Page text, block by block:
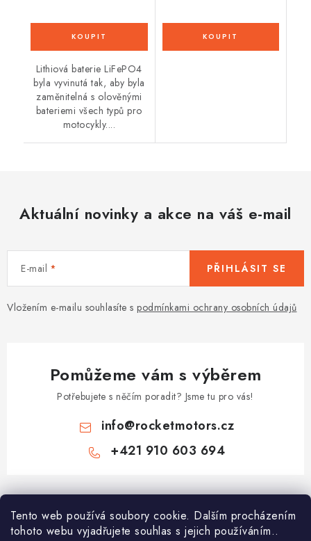
Tento web používá soubory cookie. Dalším procházením
tohoto webu vyjadřujete souhlas s jejich používáním..
Lithiová baterie LiFePO4
byla vyvinutá tak, aby byla
zaměnitelná s olověnými
bateriemi všech typů pro
motocykly....
Aktuální novinky a akce na váš e-mail
E-mail
Vložením e-mailu souhlasíte s podmínkami ochrany osobních údajů
PŘIHLÁSIT SE
Pomůžeme vám s výběrem
Potřebujete s něčím poradit? Jsme tu pro vás!
info@rocketmotors.cz
+421 910 603 694
Z
á
Najdete nás